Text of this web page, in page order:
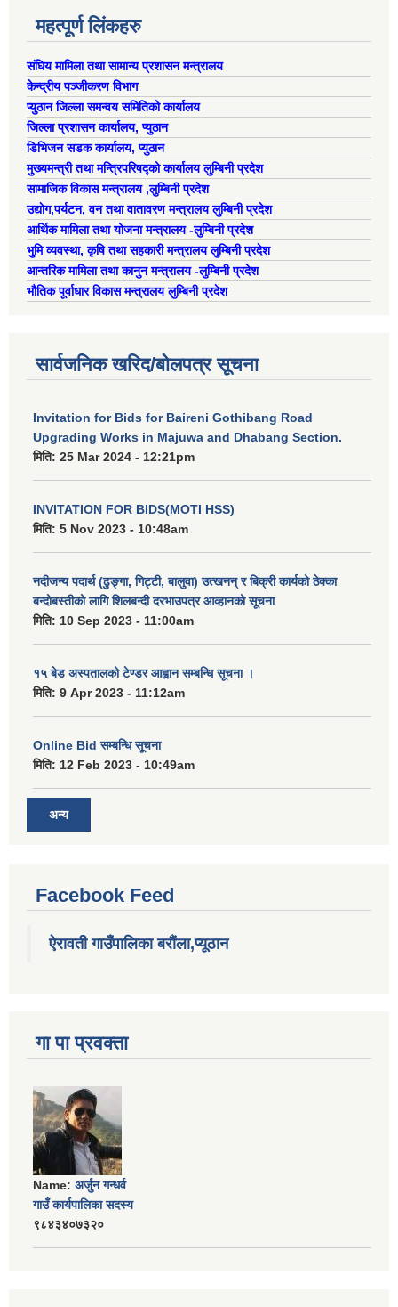
महत्पूर्ण लिंकहरु
संघिय मामिला तथा सामान्य प्रशासन मन्त्रालय
केन्द्रीय पञ्जीकरण विभाग
प्युठान जिल्ला समन्वय समितिको कार्यालय
जिल्ला प्रशासन कार्यालय, प्युठान
डिभिजन सडक कार्यालय, प्युठान
मुख्यमन्त्री तथा मन्त्रिपरिषद्को कार्यालय लुम्बिनी प्रदेश
सामाजिक विकास मन्त्रालय ,लुम्बिनी प्रदेश
उद्याेग,पर्यटन, वन तथा वातावरण मन्त्रालय लुम्बिनी प्रदेश
आर्थिक मामिला तथा योजना मन्त्रालय -लुम्बिनी प्रदेश
भुमि व्यवस्था, कृषि तथा सहकारी मन्त्रालय लुम्बिनी प्रदेश
आन्तरिक मामिला तथा कानुन मन्त्रालय -लुम्बिनी प्रदेश
भौतिक पूर्वाधार विकास मन्त्रालय लुम्बिनी प्रदेश
सार्वजनिक खरिद/बोलपत्र सूचना
Invitation for Bids for Baireni Gothibang Road
Upgrading Works in Majuwa and Dhabang Section.
मिति: 25 Mar 2024 - 12:21pm
INVITATION FOR BIDS(MOTI HSS)
मिति: 5 Nov 2023 - 10:48am
नदीजन्य पदार्थ (ढुङ्गा, गिट्टी, बालुवा) उत्खनन् र बिक्री कार्यको ठेक्का
बन्दोबस्तीको लागि शिलबन्दी दरभाउपत्र आव्हानको सूचना
मिति: 10 Sep 2023 - 11:00am
१५ बेड अस्पतालको टेण्डर आह्वान सम्बन्धि सूचना ।
मिति: 9 Apr 2023 - 11:12am
Online Bid सम्बन्धि सूचना
मिति: 12 Feb 2023 - 10:49am
अन्य
Facebook Feed
ऐरावती गाउँपालिका बरौंला,प्यूठान
गा पा प्रवक्ता
Name: अर्जुन गन्धर्व
गाउँ कार्यपालिका सदस्य
९८४३४०७३२०